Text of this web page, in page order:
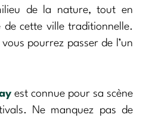
de la nature, tout en
cette ville traditionnelle.
pourrez passer de l’un
est connue pour sa scène
Ne manquez pas de